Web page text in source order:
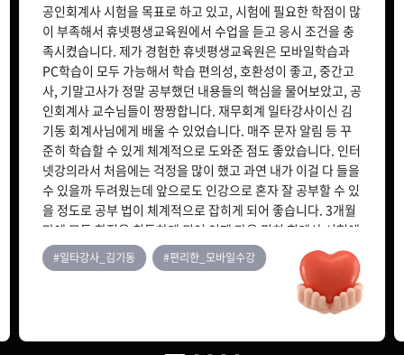
세법
150,000원
79,000원
다다익선
소비자심리학
150,000원
69,000원
연결회계
150,000원
119,000원
150,000원
79,000원
공인회계사 시험을 목표로 하고 있고, 시험에 필요한 학점이 많
이 부족해서 휴넷평생교육원에서 수업을 듣고 응시 조건을 충
족시켰습니다. 제가 경험한 휴넷평생교육원은 모바일학습과
PC학습이 모두 가능해서 학습 편의성, 호환성이 좋고, 중간고
사, 기말고사가 정말 공부했던 내용들의 핵심을 물어보았고, 공
인회계사 교수님들이 짱짱합니다. 재무회계 일타강사이신 김
기동 회계사님에게 배울 수 있었습니다. 매주 문자 알림 등 꾸
준히 학습할 수 있게 체계적으로 도와준 점도 좋았습니다. 인터
넷강의라서 처음에는 걱정을 많이 했고 과연 내가 이걸 다 들을
수 있을까 두려웠는데 앞으로도 인강으로 혼자 잘 공부할 수 있
을 정도로 공부 법이 체계적으로 잡히게 되어 좋습니다. 3개월
만에 모든 학점을 취득하게 되어 이제 마음 편히 회계사 시험에
몰두할 수 있게 되었습니다. 만약 당신이 cpa를 준비해야한
다? 그러면 주저하지말고 휴넷으로 오시길 강력추천 해드립니
#일타강사_김기동 #편리한_모바일수강